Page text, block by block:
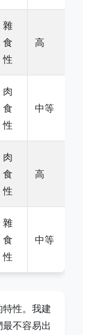
雜
食
性
高
肉
食
性
中等
肉
食
性
高
雜
食
性
中等
性。我建
不容易出